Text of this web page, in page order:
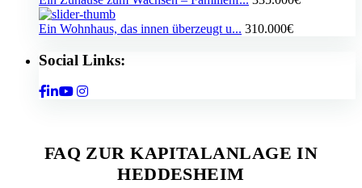
Ein Wohnhaus, das innen überzeugt u... 310.000€
Social Links:
FAQ ZUR KAPITALANLAGE IN
HEDDESHEIM